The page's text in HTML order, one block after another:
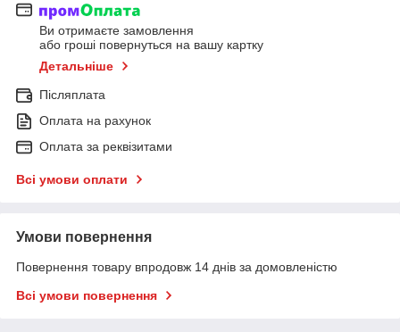
Ви отримаєте замовлення
або гроші повернуться на вашу картку
Детальніше
Післяплата
Оплата на рахунок
Оплата за реквізитами
Всі умови оплати
Умови повернення
Повернення товару впродовж 14 днів за домовленістю
Всі умови повернення